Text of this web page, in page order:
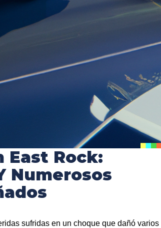
East Rock:
Numerosos
sufridas en un choque que dañó varios